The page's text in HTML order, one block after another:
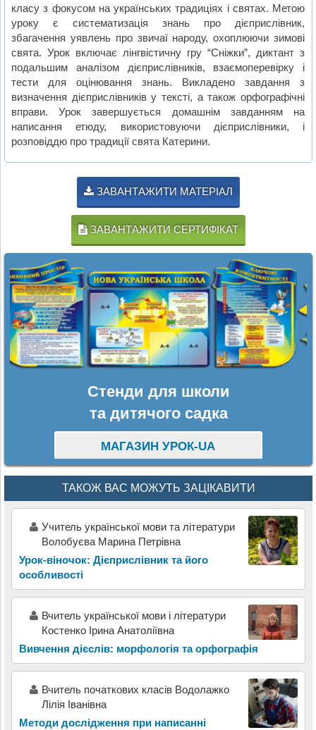
класу з фокусом на українських традиціях і святах. Метою
уроку є систематизація знань про дієприслівник,
збагачення уявлень про звичаї народу, охоплюючи зимові
свята. Урок включає лінгвістичну гру “Сніжки”, диктант з
подальшим аналізом дієприслівників, взаємоперевірку і
тести для оцінювання знань. Викладено завдання з
визначення дієприслівників у тексті, а також орфографічні
вправи. Урок завершується домашнім завданням на
написання етюду, використовуючи дієприслівники, і
розповіддю про традиції свята Катерини.
ЗАВАНТАЖИТИ МАТЕРІАЛ
ЗАВАНТАЖИТИ СЕРТИФІКАТ
Стенди для школи
та дитячого садка
МАГАЗИН УРОК-UA
ТАКОЖ ВАС МОЖУТЬ ЗАЦІКАВИТИ
Учитель української мови та літератури
Волобуєва Марина Петрівна
Урок-віночок: Дієприслівник та його
особливості
Вчитель української мови і літератури
Костенко Ірина Анатоліївна
Вивчення дієслів: морфологія та орфографія
Вчитель початкових класів Водолажко
Лілія Іванівна
Методи дослідження при написанні